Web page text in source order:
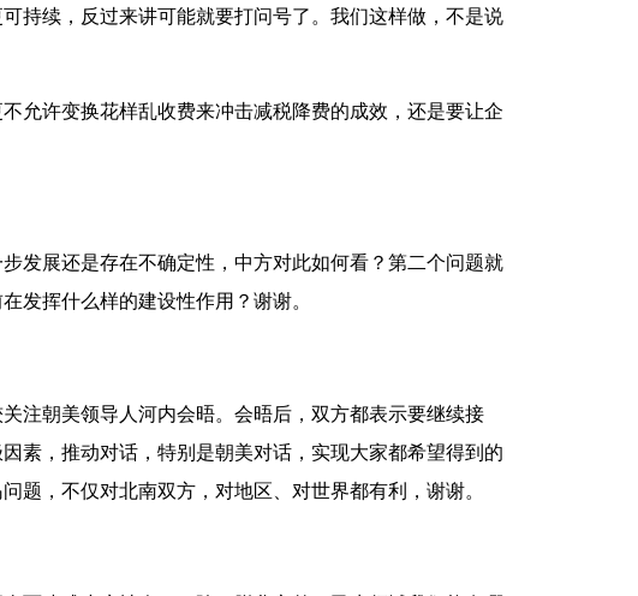
持续，反过来讲可能就要打问号了。我们这样做，不是说
许变换花样乱收费来冲击减税降费的成效，还是要让企
展还是存在不确定性，中方对此如何看？第二个问题就
发挥什么样的建设性作用？谢谢。
朝美领导人河内会晤。会晤后，双方都表示要继续接
素，推动对话，特别是朝美对话，实现大家都希望得到的
，不仅对北南双方，对地区、对世界都有利，谢谢。